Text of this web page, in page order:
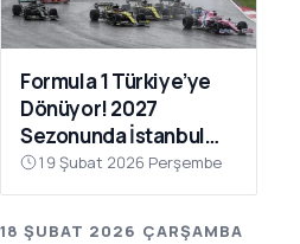
Formula 1 Türkiye’ye
Dönüyor! 2027
Sezonunda İstanbul
Park Takvimde
19 Şubat 2026 Perşembe
18 ŞUBAT 2026 ÇARŞAMBA